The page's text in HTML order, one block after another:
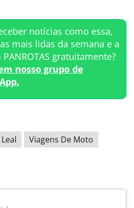
notícias como essa,
mais lidas da semana e a
PANROTAS gratuitamente?
nosso grupo de
Viagens De Moto